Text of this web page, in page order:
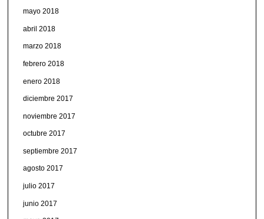
mayo 2018
abril 2018
marzo 2018
febrero 2018
enero 2018
diciembre 2017
noviembre 2017
octubre 2017
septiembre 2017
agosto 2017
julio 2017
junio 2017